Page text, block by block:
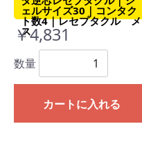
ェルサイズ30｜コンタク
ト数4｜レセプタクル メ
ス
￥4,831
数量
カートに入れる